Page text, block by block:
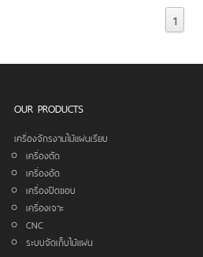
1
OUR PRODUCTS
เครื่องจักรงานไม้แผ่นเรียบ
เครื่องตัด
เครื่องอัด
เครื่องปิดขอบ
เครื่องเจาะ
CNC
ระบบจัดเก็บไม้แผ่น